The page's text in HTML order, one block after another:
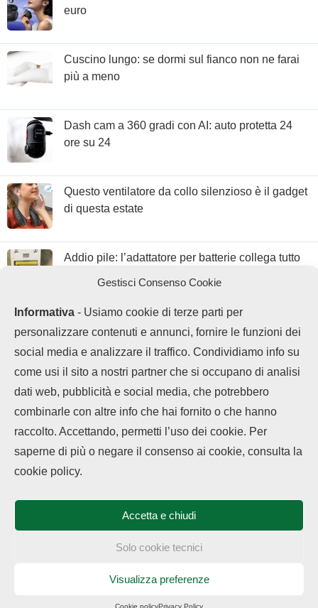
Gestisci Consenso Cookie
Informativa - Usiamo cookie di terze parti per
personalizzare contenuti e annunci, fornire le funzioni dei
social media e analizzare il traffico. Condividiamo info su
come usi il sito a nostri partner che si occupano di analisi
dati web, pubblicità e social media, che potrebbero
combinarle con altre info che hai fornito o che hanno
raccolto. Accettando, permetti l’uso dei cookie. Per
saperne di più o negare il consenso ai cookie, consulta la
cookie policy.
Accetta e chiudi
Solo cookie tecnici
Visualizza preferenze
Cookie policyPrivacy Policy
euro
Cuscino lungo: se dormi sul fianco non ne farai
più a meno
Dash cam a 360 gradi con AI: auto protetta 24
ore su 24
Questo ventilatore da collo silenzioso è il gadget
di questa estate
Addio pile: l’adattatore per batterie collega tutto
Chi siamo Contatti Disclaimer
Privacy Policy
Questo blog non rappresenta una testata giornalistica in quanto viene
aggiornato senza alcuna periodicità. Non può pertanto considerarsi un
partecipa al Programma Affiliazione Amazon EU, un programma che eroga
Amazon.it. In veste di affiliato OPPOHub riceve un guadagno dagli acquisti
idonei.